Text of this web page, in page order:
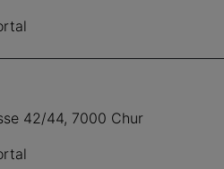
42/44, 7000 Chur